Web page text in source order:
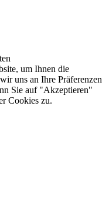
um Ihnen die
uns an Ihre Präferenzen
Sie auf "Akzeptieren"
Cookies zu.